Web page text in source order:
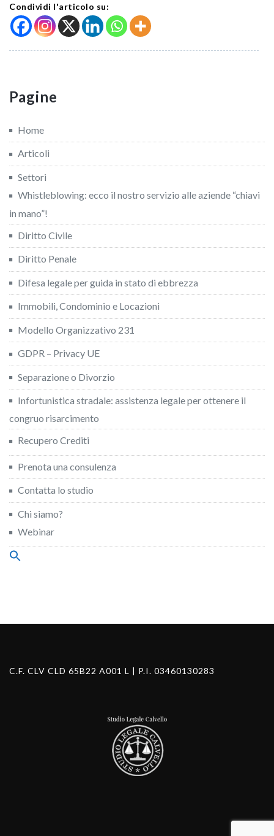
Condividi l'articolo su:
Pagine
Home
Articoli
Settori
Whistleblowing: ecco il nostro servizio alle aziende “chiavi
in mano”!
Diritto Civile
Diritto Penale
Difesa legale per guida in stato di ebbrezza
Immobili, Condominio e Locazioni
Modello Organizzativo 231
GDPR – Privacy UE
Separazione o Divorzio
Infortunistica stradale: assistenza legale per ottenere il
congruo risarcimento
Recupero Crediti
Prenota una consulenza
Contatta lo studio
Chi siamo?
Webinar
Search
C.F. CLV CLD 65B22 A001 L | P.I. 03460130283